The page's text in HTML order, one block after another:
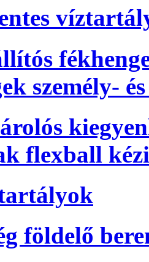
személy-
flexball
földelő